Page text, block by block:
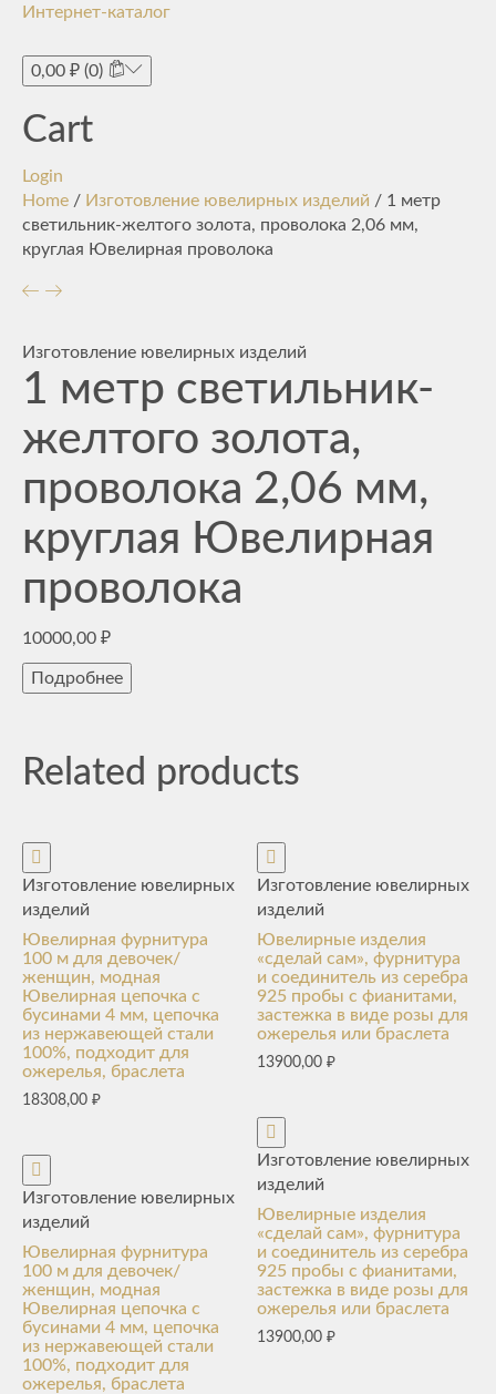
Интернет-каталог
0,00 ₽ (0)
Cart
Login
Home / Изготовление ювелирных изделий / 1 метр
светильник-желтого золота, проволока 2,06 мм,
круглая Ювелирная проволока
Изготовление ювелирных изделий
1 метр светильник-
желтого золота,
проволока 2,06 мм,
круглая Ювелирная
проволока
10000,00 ₽
Подробнее
Related products
Изготовление ювелирных
изделий
Ювелирная фурнитура
100 м для девочек/
женщин, модная
Ювелирная цепочка с
бусинами 4 мм, цепочка
из нержавеющей стали
100%, подходит для
ожерелья, браслета
18308,00 ₽
Изготовление ювелирных
изделий
Ювелирная фурнитура
100 м для девочек/
женщин, модная
Ювелирная цепочка с
бусинами 4 мм, цепочка
из нержавеющей стали
100%, подходит для
ожерелья, браслета
Изготовление ювелирных
изделий
Ювелирные изделия
«сделай сам», фурнитура
и соединитель из серебра
925 пробы с фианитами,
застежка в виде розы для
ожерелья или браслета
13900,00₽
Изготовление ювелирных
изделий
Ювелирные изделия
«сделай сам», фурнитура
и соединитель из серебра
925 пробы с фианитами,
застежка в виде розы для
ожерелья или браслета
13900,00₽